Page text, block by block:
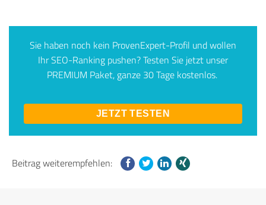
Sie haben noch kein ProvenExpert-Profil und wollen
Ihr SEO-Ranking pushen? Testen Sie jetzt unser
PREMIUM Paket, ganze 30 Tage kostenlos.
JETZT TESTEN
Beitrag weiterempfehlen: